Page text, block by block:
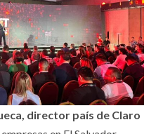
director país de Claro